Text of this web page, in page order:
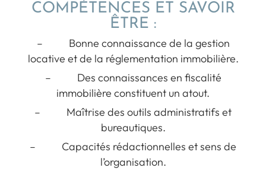
COMPÉTENCES ET SAVOIR
ÊTRE :
– Bonne connaissance de la gestion
locative et de la réglementation immobilière.
– Des connaissances en fiscalité
immobilière constituent un atout.
– Maîtrise des outils administratifs et
bureautiques.
– Capacités rédactionnelles et sens de
l’organisation.